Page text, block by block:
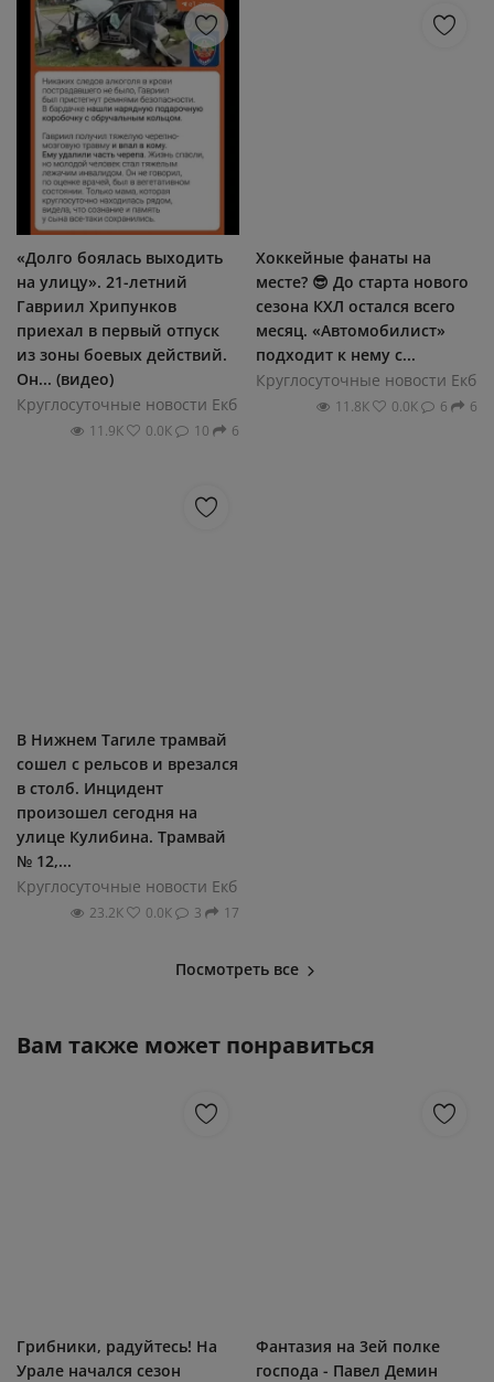
«Долго боялась выходить
на улицу». 21-летний
Гавриил Хрипунков
приехал в первый отпуск
из зоны боевых действий.
Он... (видео)
Круглосуточные новости Екб
11.9К 0.0К 10 6
Хоккейные фанаты на
месте? 😎 До старта нового
сезона КХЛ остался всего
месяц. «Автомобилист»
подходит к нему с...
Круглосуточные новости Екб
11.8К 0.0К 6 6
В Нижнем Тагиле трамвай
сошел с рельсов и врезался
в столб. Инцидент
произошел сегодня на
улице Кулибина. Трамвай
№ 12,...
Круглосуточные новости Екб
23.2К 0.0К 3 17
Посмотреть все
Вам также может понравиться
Грибники, радуйтесь! На
Урале начался сезон
Фантазия на 3ей полке
господа - Павел Демин